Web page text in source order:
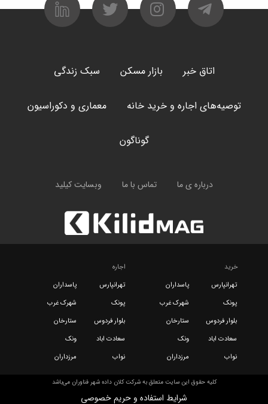
اتاق خبر بازار مسکن سبک زندگی
توصیه‌های اجاره و خرید خانه معماری و دکوراسیون
گوناگون
درباره ی ما تماس با ما وبسایت کیلید
خرید
تهرانپارس
پاسداران
پونک
شهرک غرب
بلوار فردوس
ستارخان
سعادت اباد
ونک
نواب
مرزداران
اجاره
تهرانپارس
پاسداران
پونک
شهرک غرب
بلوار فردوس
ستارخان
سعادت اباد
ونک
نواب
مرزداران
کلیه حقوق این سایت متعلق به شرکت کلان داده شهر فناوران می‌باشد
شرایط استفاده و حریم خصوصی